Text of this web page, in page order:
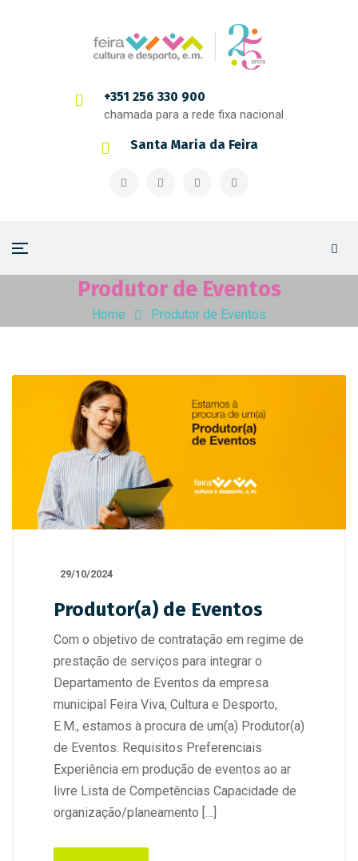
+351 256 330 900
chamada para a rede fixa nacional
Santa Maria da Feira
Produtor de Eventos
Home Produtor de Eventos
29/10/2024
Produtor(a) de Eventos
Com o objetivo de contratação em regime de
prestação de serviços para integrar o
Departamento de Eventos da empresa
municipal Feira Viva, Cultura e Desporto,
E.M., estamos à procura de um(a) Produtor(a)
de Eventos. Requisitos Preferenciais
Experiência em produção de eventos ao ar
livre Lista de Competências Capacidade de
organização/planeamento […]